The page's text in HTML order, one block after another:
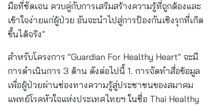
มือที่ชัดเจน ควบคู่กับการเสริมสร้างความรู้ที่ถูกต้องและ
เข้าใจง่ายแก่ผู้ป่วย อันจะนำไปสู่การป้องกันเชิงรุกที่เกิด
ขึ้นได้จริง”
สำหรับโครงการ “Guardian For Healthy Heart” จะมี
การดำเนินการ 3 ด้าน ดังต่อไปนี้ 1. การจัดทำสื่อข้อมูล
เพื่อผู้ป่วยผ่านช่องทางความรู้สู่ประชาชนของสมาคม
แพทย์โรคหัวใจแห่งประเทศไทยฯ ในชื่อ Thai Healthy